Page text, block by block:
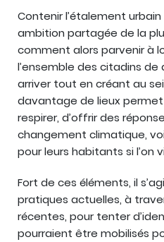
Contenir l’étalement
ambition partagée de la
comment alors parvenir à
l’ensemble des citadins
arriver tout en créant au
davantage de lieux
respirer, d’offrir des
changement climatique,
pour leurs habitants si l’on
Fort de ces éléments, il
pratiques actuelles, à
récentes, pour tenter
pourraient être mobilisés